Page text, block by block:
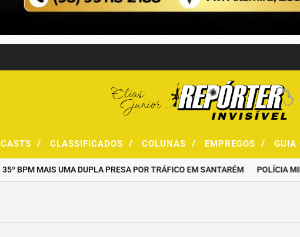
/ CLASSIFICADOS / COLUNAS / EMPREGOS / GUIA
BPM MAIS UMA DUPLA PRESA POR TRÁFICO EM SANTARÉM POLÍCIA